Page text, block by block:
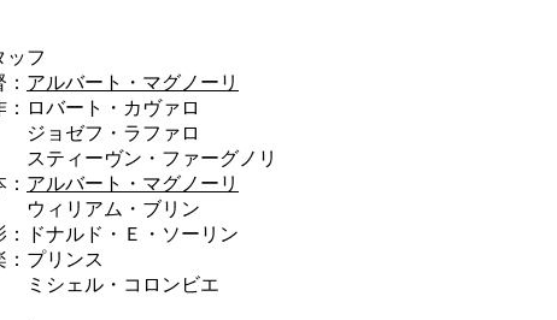
ッフ
アルバート・マグノーリ
：ロバート・カヴァロ
ョゼフ・ラファロ
ィーヴン・ファーグノリ
アルバート・マグノーリ
ィリアム・ブリン
：ドナルド・Ｅ・ソーリン
：プリンス
ェル・コロンビエ